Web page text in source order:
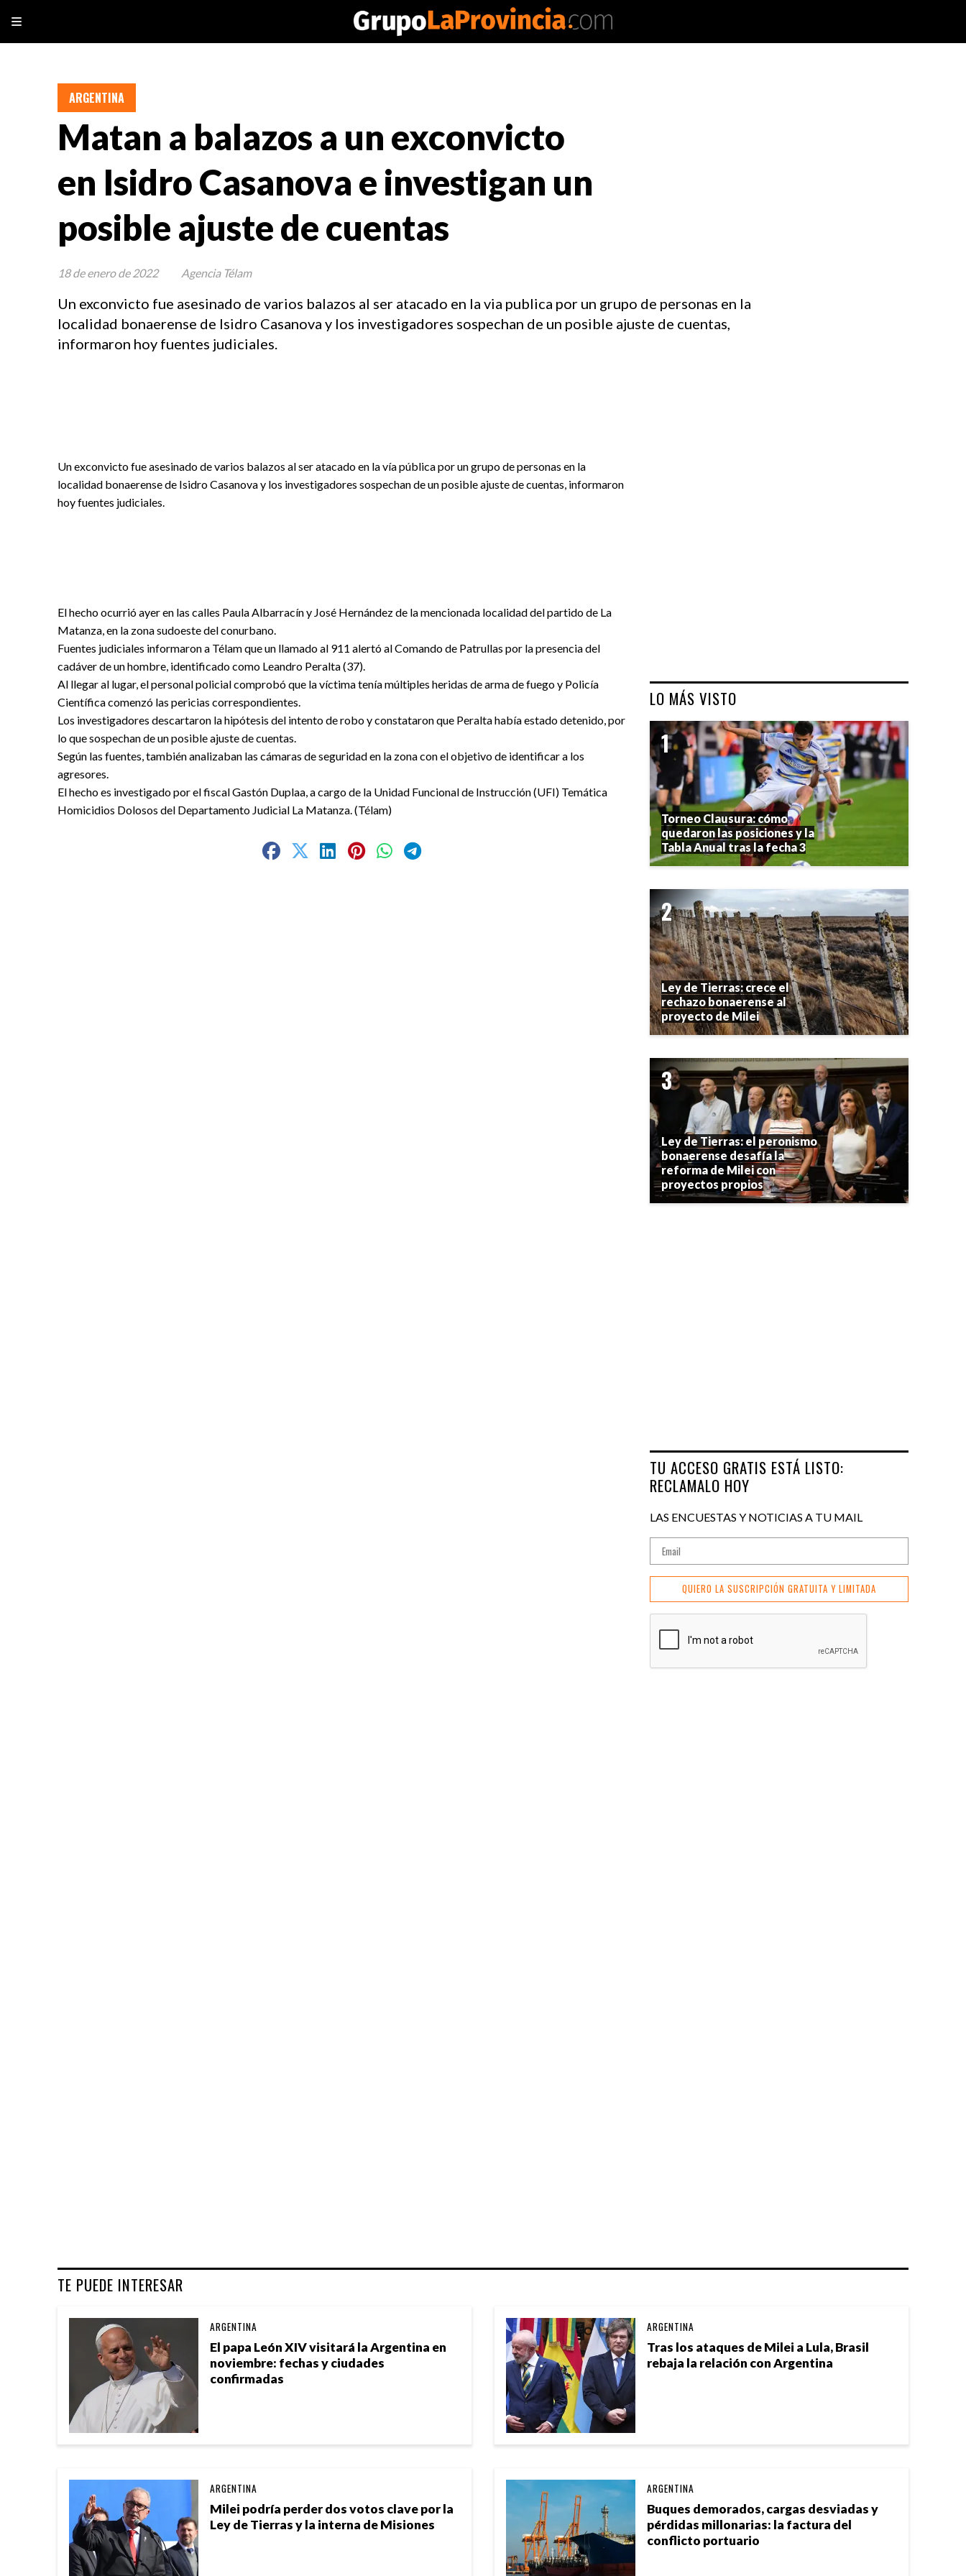
Matan a balazos a un exconvicto
en Isidro Casanova e investigan un
posible ajuste de cuentas
Un exconvicto fue asesinado de varios balazos al ser atacado en la via publica por un grupo de personas en la
localidad bonaerense de Isidro Casanova y los investigadores sospechan de un posible ajuste de cuentas,
informaron hoy fuentes judiciales.
ARGENTINA
18 de enero de 2022 Agencia Télam
Un exconvicto fue asesinado de varios balazos al ser atacado en la vía pública por un grupo de personas en la
localidad bonaerense de Isidro Casanova y los investigadores sospechan de un posible ajuste de cuentas, informaron
hoy fuentes judiciales.
El hecho ocurrió ayer en las calles Paula Albarracín y José Hernández de la mencionada localidad del partido de La
Matanza, en la zona sudoeste del conurbano.
Fuentes judiciales informaron a Télam que un llamado al 911 alertó al Comando de Patrullas por la presencia del
cadáver de un hombre, identificado como Leandro Peralta (37).
Al llegar al lugar, el personal policial comprobó que la víctima tenía múltiples heridas de arma de fuego y Policía
Científica comenzó las pericias correspondientes.
Los investigadores descartaron la hipótesis del intento de robo y constataron que Peralta había estado detenido, por
lo que sospechan de un posible ajuste de cuentas.
Según las fuentes, también analizaban las cámaras de seguridad en la zona con el objetivo de identificar a los
agresores.
El hecho es investigado por el fiscal Gastón Duplaa, a cargo de la Unidad Funcional de Instrucción (UFI) Temática
Homicidios Dolosos del Departamento Judicial La Matanza. (Télam)
TE PUEDE INTERESAR
El papa León XIV visitará la Argentina en
noviembre: fechas y ciudades
confirmadas
ARGENTINA
Tras los ataques de Milei a Lula, Brasil
rebaja la relación con Argentina
ARGENTINA
Milei podría perder dos votos clave por la
Ley de Tierras y la interna de Misiones
ARGENTINA
Buques demorados, cargas desviadas y
pérdidas millonarias: la factura del
conflicto portuario
ARGENTINA
LO MÁS VISTO
Torneo Clausura: cómo
quedaron las posiciones y la
Tabla Anual tras la fecha 3
Ley de Tierras: crece el
rechazo bonaerense al
proyecto de Milei
Ley de Tierras: el peronismo
bonaerense desafía la
reforma de Milei con
proyectos propios
TU ACCESO GRATIS ESTÁ LISTO:
RECLAMALO HOY
LAS ENCUESTAS Y NOTICIAS A TU MAIL
QUIERO LA SUSCRIPCIÓN GRATUITA Y LIMITADA